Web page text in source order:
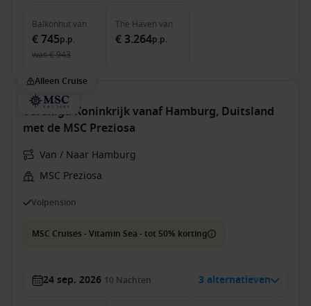
Balkonhutvan
€ 745p.p.
was€ 943
The Haven van
€ 3.264p.p.
Alleen Cruise
Verenigd Koninkrijk vanaf Hamburg, Duitsland
met de MSC Preziosa
Van / Naar Hamburg
MSC Preziosa
Volpension
MSC Cruises - Vitamin Sea - tot 50% korting
24 sep. 2026 10 Nachten 3 alternatieven